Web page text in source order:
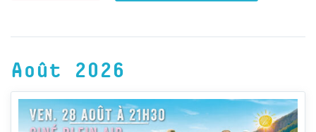
Août 2026